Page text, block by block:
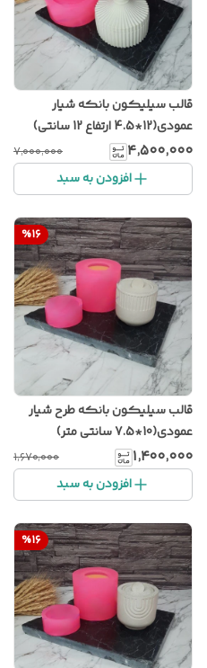
قالب سیلیکون بانکه شیار
عمودی(12*4.5 ارتفاع 12 سانتی)
۴٬۵۰۰٬۰۰۰ ۷٬۰۰۰٬۰۰۰
افزودن به سبد
%16
قالب سیلیکون بانکه طرح شیار
عمودی(10*7.5 سانتی متر)
۱٬۴۰۰٬۰۰۰ ۱٬۶۷۰٬۰۰۰
افزودن به سبد
%16